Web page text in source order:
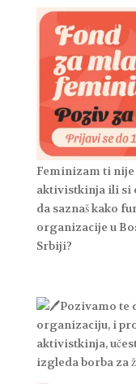
Feminizam ti nije
aktivistkinja ili si
da saznaš kako
organizacije u
Srbiji?
Pozivamo te
organizaciju, i
aktivistkinja,
izgleda borba za